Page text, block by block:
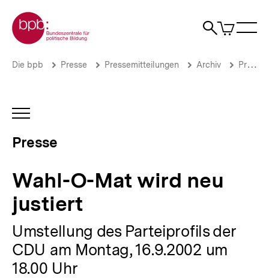
zum
Seiteninhalt
springen
Zur Startseite der bpb
Suche
Artikel
im
Wahl-
neu
justiert
Presse
Brotkrümelnavigation
Pfadnavigation
Die bpb Presse Pressemitteilungen Archiv Pressemitteilungen 2002
INHALTSNAVIGATION
Presse
Wahl-O-Mat wird neu
justiert
Umstellung des Parteiprofils der
CDU am Montag, 16.9.2002 um
18.00 Uhr